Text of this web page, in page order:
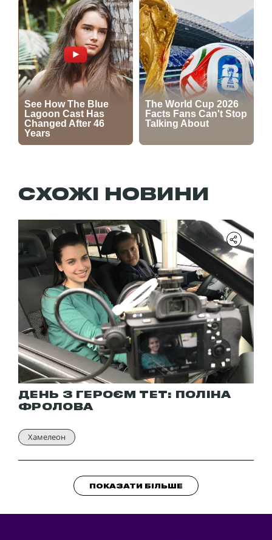
СХОЖІ НОВИНИ
ДЕНЬ З ГЕРОЄМ ТЕТ: ПОЛІНА
ФРОЛОВА
Хамелеон
ПОКАЗАТИ БІЛЬШЕ